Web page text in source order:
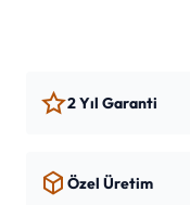
2 Yıl Garanti
Özel Üretim